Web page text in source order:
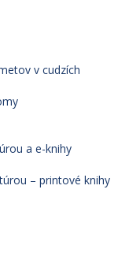
v cudzích
a e-knihy
– printové knihy